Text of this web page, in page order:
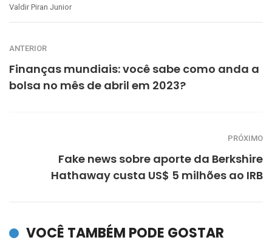
Valdir Piran Junior
ANTERIOR
Finanças mundiais: você sabe como anda a
bolsa no mês de abril em 2023?
PRÓXIMO
Fake news sobre aporte da Berkshire
Hathaway custa US$ 5 milhões ao IRB
VOCÊ TAMBÉM PODE GOSTAR